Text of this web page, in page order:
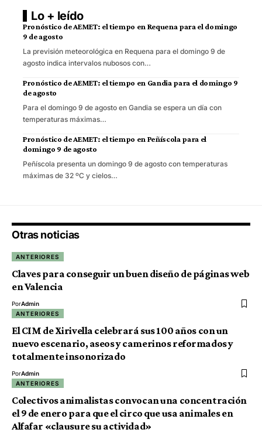
Lo + leído
Pronóstico de AEMET: el tiempo en Requena para el domingo
9 de agosto
La previsión meteorológica en Requena para el domingo 9 de
agosto indica intervalos nubosos con…
Pronóstico de AEMET: el tiempo en Gandia para el domingo 9
de agosto
Para el domingo 9 de agosto en Gandia se espera un día con
temperaturas máximas…
Pronóstico de AEMET: el tiempo en Peñíscola para el
domingo 9 de agosto
Peñíscola presenta un domingo 9 de agosto con temperaturas
máximas de 32 ºC y cielos…
Otras noticias
ANTERIORES
Claves para conseguir un buen diseño de páginas web
en Valencia
PorAdmin
ANTERIORES
El CIM de Xirivella celebrará sus 100 años con un
nuevo escenario, aseos y camerinos reformados y
totalmente insonorizado
PorAdmin
ANTERIORES
Colectivos animalistas convocan una concentración
el 9 de enero para que el circo que usa animales en
Alfafar «clausure su actividad»